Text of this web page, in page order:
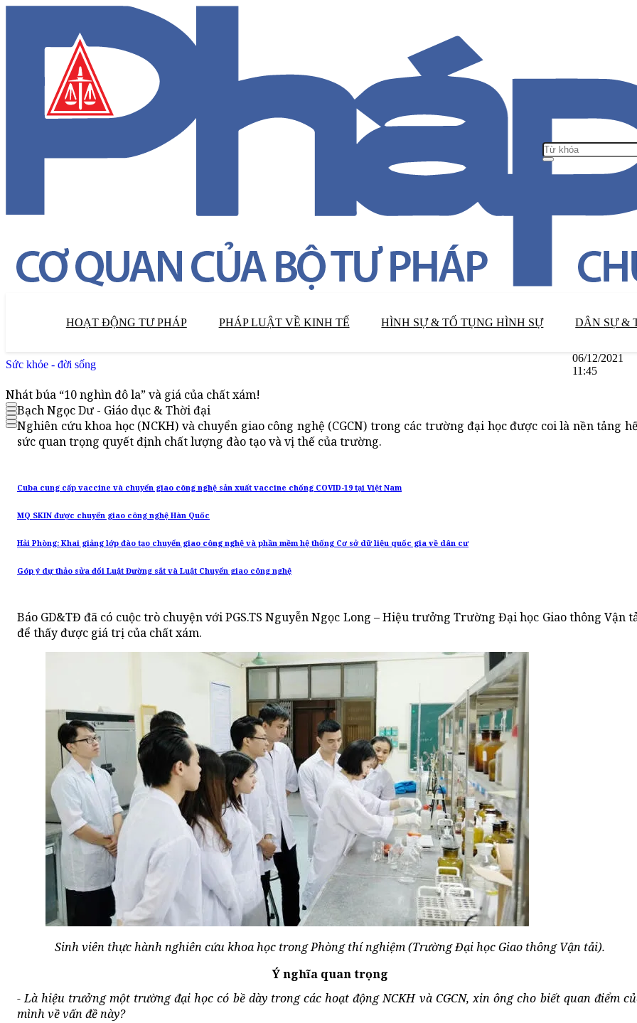
HOẠT ĐỘNG TƯ PHÁP PHÁP LUẬT VỀ KINH TẾ HÌNH SỰ & TỐ TỤNG HÌNH SỰ DÂN SỰ &
Sức khỏe - đời sống
06/12/2021
11:45
Nhát búa “10 nghìn đô la” và giá của chất xám!
Bạch Ngọc Dư - Giáo dục & Thời đại
Nghiên cứu khoa học (NCKH) và chuyển giao công nghệ (CGCN) trong các trường đại học được coi là nền tảng
sức quan trọng quyết định chất lượng đào tạo và vị thế của trường.
Cuba cung cấp vaccine và chuyển giao công nghệ sản xuất vaccine chống COVID-19 tại Việt Nam
MQ SKIN được chuyển giao công nghệ Hàn Quốc
Hải Phòng: Khai giảng lớp đào tạo chuyển giao công nghệ và phần mềm hệ thống Cơ sở dữ liệu quốc gia về dân cư
Góp ý dự thảo sửa đổi Luật Đường sắt và Luật Chuyển giao công nghệ
Báo GD&TĐ đã có cuộc trò chuyện với PGS.TS Nguyễn Ngọc Long – Hiệu trưởng Trường Đại học Giao thông Vận
để thấy được giá trị của chất xám.
Sinh viên thực hành nghiên cứu khoa học trong Phòng thí nghiệm (Trường Đại học Giao thông Vận tải).
Ý nghĩa quan trọng
- Là hiệu trưởng một trường đại học có bề dày trong các hoạt động NCKH và CGCN, xin ông cho biết quan điểm
mình về vấn đề này?